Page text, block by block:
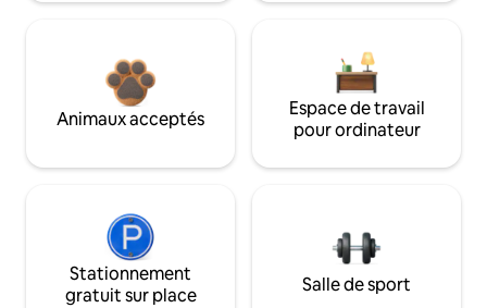
Animaux acceptés
Espace de travail
pour ordinateur
Stationnement
gratuit sur place
Salle de sport